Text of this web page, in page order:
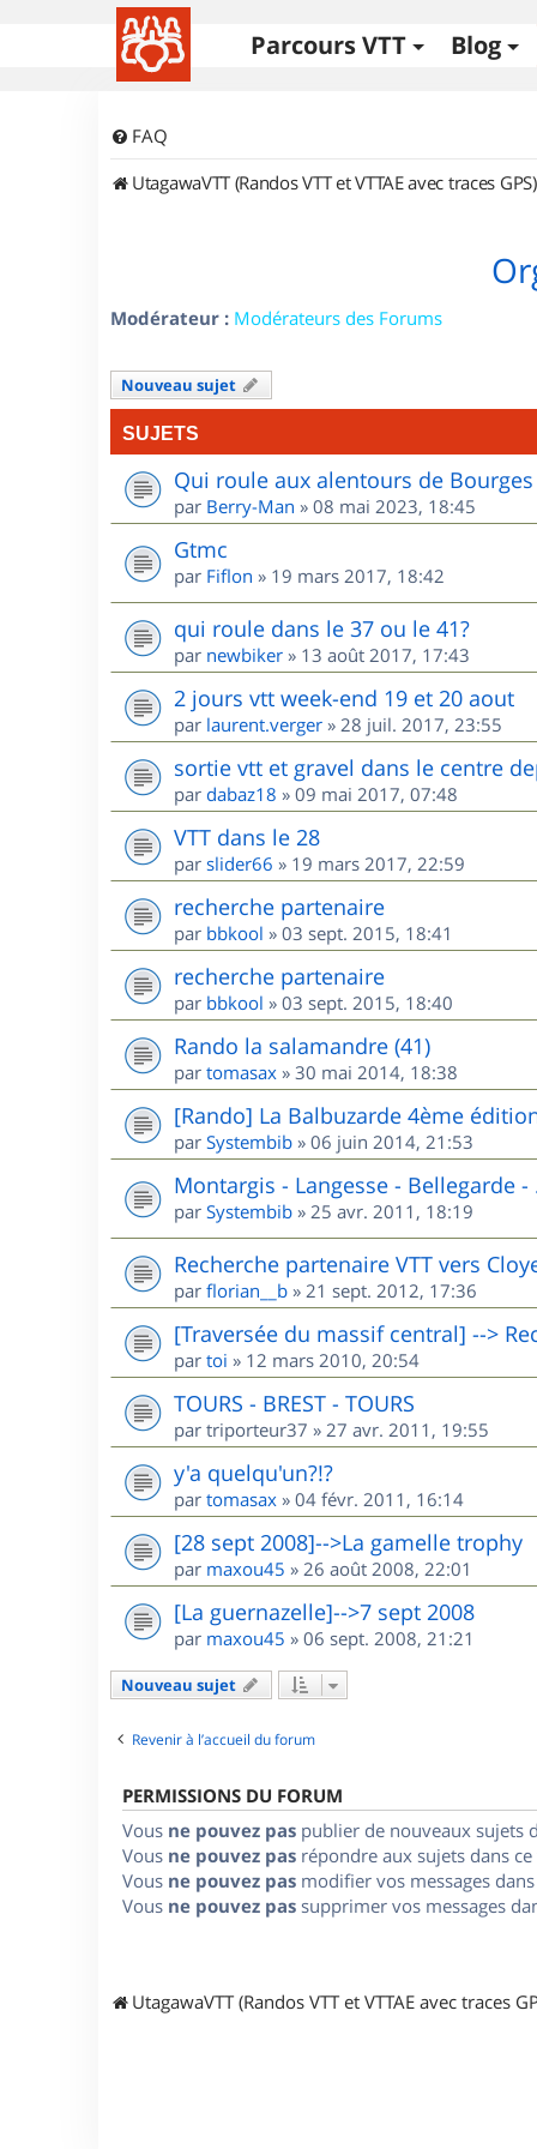
Parcours VTT Blog
FAQ
UtagawaVTT (Randos VTT et VTTAE avec traces GPS)
Modérateur : Modérateurs des Forums
Nouveau sujet
SUJETS
Qui roule aux alentours de Bourges
par Berry-Man » 08 mai 2023, 18:45
Gtmc
par Fiflon » 19 mars 2017, 18:42
qui roule dans le 37 ou le 41?
par newbiker » 13 août 2017, 17:43
2 jours vtt week-end 19 et 20 aout
par laurent.verger » 28 juil. 2017, 23:55
sortie vtt et gravel dans le centre
par dabaz18 » 09 mai 2017, 07:48
VTT dans le 28
par slider66 » 19 mars 2017, 22:59
recherche partenaire
par bbkool » 03 sept. 2015, 18:41
recherche partenaire
par bbkool » 03 sept. 2015, 18:40
Rando la salamandre (41)
par tomasax » 30 mai 2014, 18:38
[Rando] La Balbuzarde 4ème
par Systembib » 06 juin 2014, 21:53
Montargis - Langesse - Bellegarde -
par Systembib » 25 avr. 2011, 18:19
Recherche partenaire VTT vers
par florian__b » 21 sept. 2012, 17:36
[Traversée du massif central] -->
par toi » 12 mars 2010, 20:54
TOURS - BREST - TOURS
par triporteur37 » 27 avr. 2011, 19:55
y'a quelqu'un?!?
par tomasax » 04 févr. 2011, 16:14
[28 sept 2008]-->La gamelle trophy
par maxou45 » 26 août 2008, 22:01
[La guernazelle]-->7 sept 2008
par maxou45 » 06 sept. 2008, 21:21
Nouveau sujet
Revenir à l’accueil du forum
PERMISSIONS DU FORUM
Vous ne pouvez pas publier de nouveaux sujets
Vous ne pouvez pas répondre aux sujets dans
Vous ne pouvez pas modifier vos messages
Vous ne pouvez pas supprimer vos messages
UtagawaVTT (Randos VTT et VTTAE avec traces